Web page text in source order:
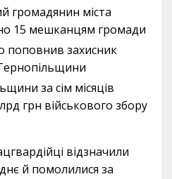
громадянин міста
15 мешканцям громади
поповнив захисник
за сім місяців
грн військового збору
відзначили
й помолилися за